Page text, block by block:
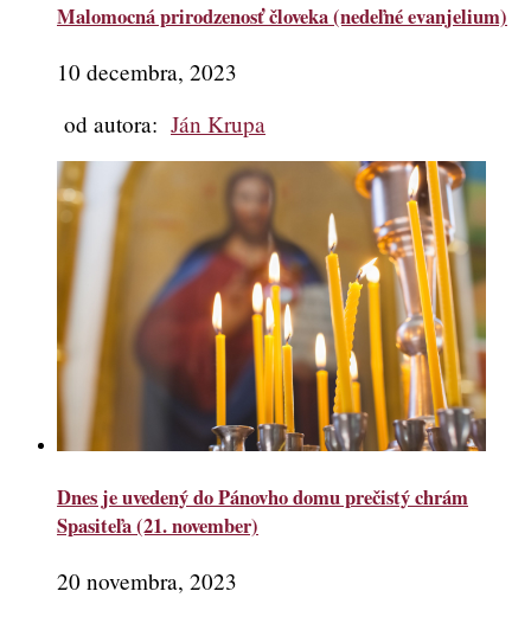
Malomocná prirodzenosť človeka (nedeľné evanjelium)
10 decembra, 2023
od autora: Ján Krupa
Dnes je uvedený do Pánovho domu prečistý chrám
Spasiteľa (21. november)
20 novembra, 2023